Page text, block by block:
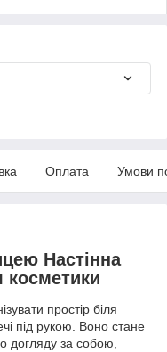
Оплата Умови
Настінна
косметики
простір біля
під рукою. Воно стане
догляду за собою,